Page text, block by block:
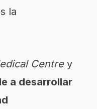
la
Centrey
a desarrollar